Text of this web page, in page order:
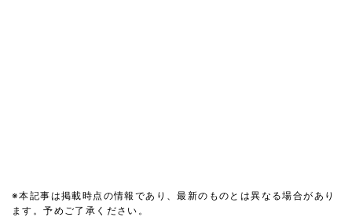
※本記事は掲載時点の情報であり、最新のものとは異なる場合があり
ます。予めご了承ください。